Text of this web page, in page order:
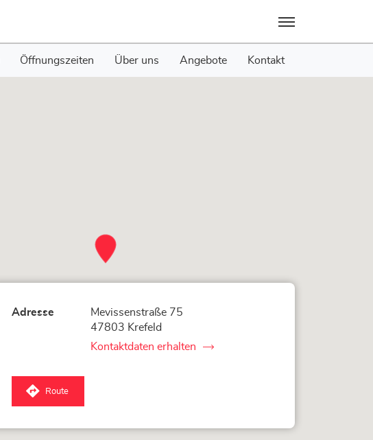
Menü
Öffnungszeiten Über uns Angebote Kontakt
Adresse
Mevissenstraße 75
47803 Krefeld
Kontaktdaten erhalten
von
Route
zum
LOXAM